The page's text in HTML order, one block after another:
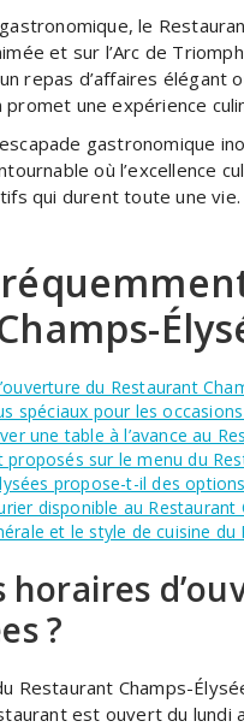
le
et sur l’Arc de
repas d’affaires élégant
une expérience
gastronomique
où l’excellence
qui durent toute une vie.
du Restaurant
spéciaux pour les
une table à l’avance au
sur le menu du
propose-t-il des
disponible au Restaurant
et le style de cuisine du
horaires
?
Restaurant Champs-
est ouvert du lundi